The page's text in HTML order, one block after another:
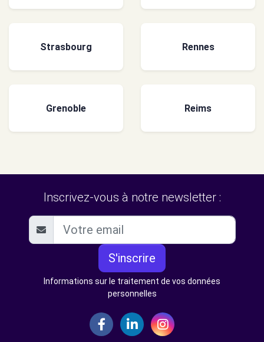
Strasbourg Rennes
Grenoble Reims
Inscrivez-vous à notre newsletter :
S'inscrire
Informations sur le traitement de vos données
personnelles